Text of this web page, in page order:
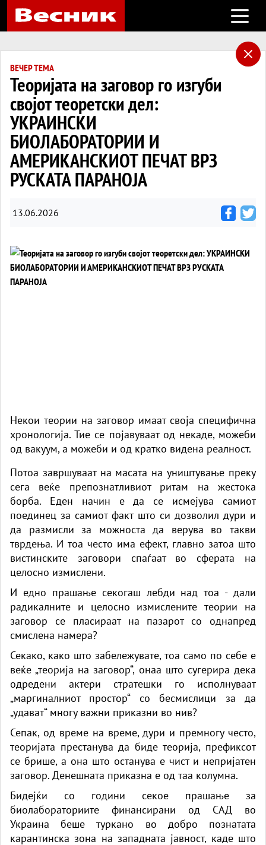
Open
ВЕЧЕР ТЕМА
Теоријата на заговор го изгуби
својот теоретски дел:
УКРАИНСКИ
БИОЛАБОРАТОРИИ И
АМЕРИКАНСКИОТ ПЕЧАТ ВРЗ
РУСКАТА ПАРАНОЈА
13.06.2026
Некои теории на заговор имаат своја специфична
хронологија. Тие се појавуваат од некаде, можеби
од вакуум, а можеби и од кратко видена реалност.
Потоа завршуваат на масата на уништување преку
сега веќе препознатливиот ритам на жестока
борба. Еден начин е да се исмејува самиот
поединец за самиот факт што си дозволил дури и
да размисли за можноста да верува во такви
тврдења. И тоа често има ефект, главно затоа што
вистинските заговори спаѓаат во сферата на
целосно измислени.
И едно прашање секогаш лебди над тоа - дали
радикалните и целосно измислените теории на
заговор се пласираат на пазарот со однапред
смислена намера?
Секако, како што забележувате, тоа само по себе е
веќе „теорија на заговор“, онаа што сугерира дека
одредени актери стратешки го исполнуваат
„маргиналниот простор“ со бесмислици за да
„удават“ многу важни приказни во нив?
Сепак, од време на време, дури и премногу често,
теоријата престанува да биде теорија, префиксот
се брише, а она што останува е чист и непријатен
заговор. Денешната приказна е од таа колумна.
Бидејќи со години секое прашање за
биолабораториите финансирани од САД во
Украина беше туркано во добро познатата
карантинска зона на западната јавност, каде што